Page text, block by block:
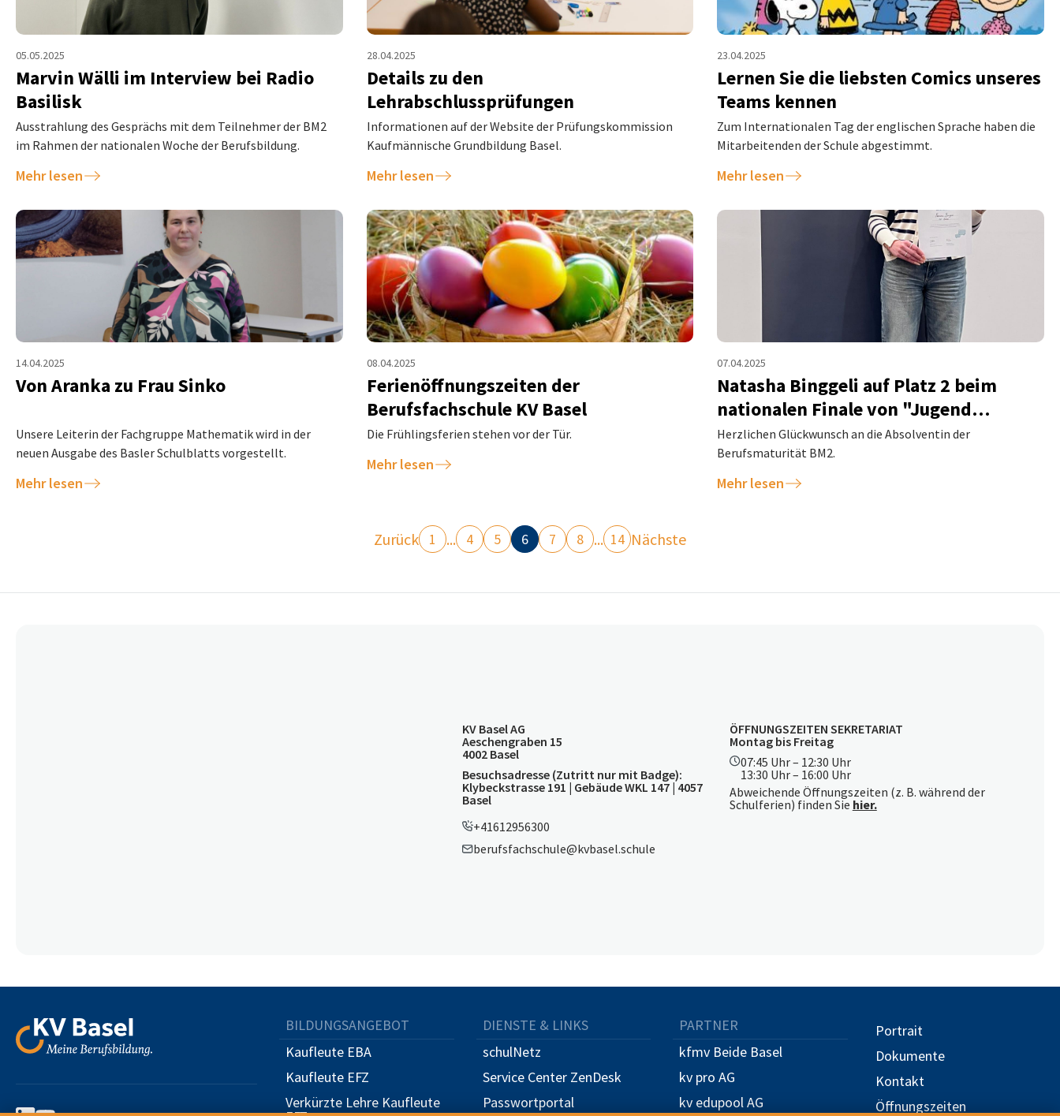
05.05.2025
Marvin Wälli im Interview bei Radio
Basilisk
Ausstrahlung des Gesprächs mit dem Teilnehmer der BM2
im Rahmen der nationalen Woche der Berufsbildung.
Mehr lesen
28.04.2025
Details zu den
Lehrabschlussprüfungen
Informationen auf der Website der Prüfungskommission
Kaufmännische Grundbildung Basel.
Mehr lesen
23.04.2025
Lernen Sie die liebsten Comics unseres
Teams kennen
Zum Internationalen Tag der englischen Sprache haben die
Mitarbeitenden der Schule abgestimmt.
Mehr lesen
14.04.2025
Von Aranka zu Frau Sinko
Unsere Leiterin der Fachgruppe Mathematik wird in der
neuen Ausgabe des Basler Schulblatts vorgestellt.
Mehr lesen
08.04.2025
Ferienöffnungszeiten der
Berufsfachschule KV Basel
Die Frühlingsferien stehen vor der Tür.
Mehr lesen
07.04.2025
Natasha Binggeli auf Platz 2 beim
nationalen Finale von "Jugend
debattiert"
Herzlichen Glückwunsch an die Absolventin der
Berufsmaturität BM2.
Mehr lesen
Zurück 1 ... 4 5 6 7 8 ... 14 Nächste
KV Basel AG
Aeschengraben 15
4002 Basel
Besuchsadresse (Zutritt nur mit Badge):
Klybeckstrasse 191 | Gebäude WKL 147 | 4057
Basel
+41612956300
berufsfachschule@kvbasel.schule
ÖFFNUNGSZEITEN SEKRETARIAT
Montag bis Freitag
07:45 Uhr – 12:30 Uhr
13:30 Uhr – 16:00 Uhr
Abweichende Öffnungszeiten (z. B. während der
Schulferien) finden Sie hier.
BILDUNGSANGEBOT
Kaufleute EBA
Kaufleute EFZ
Verkürzte Lehre Kaufleute
DIENSTE & LINKS
schulNetz
Service Center ZenDesk
Passwortportal
PARTNER
kfmv Beide Basel
kv pro AG
kv edupool AG
Portrait
Dokumente
Kontakt
Öffnungszeiten